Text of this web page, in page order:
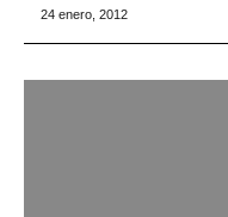
24 enero, 2012